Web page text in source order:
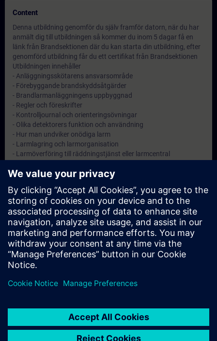
Content
Denna utbildning genomför du själv framför datorn, när du har
anmält dig till utbildningen så kommer du inom 5 dagar få en
länk från Brandsektionen där du kan starta din utbildning, efter
genomförd utbildning får du ett certifikat från Brandsektionen
Utbildningen innehåller
- Anläggningsskötarens ansvarsområde
- Förebyggande brandskyddsåtgärder
- Brandlarmanläggningens uppbyggnad
- Regler och föreskrifter
- Kontrolljournal och orienteringsövningar
- Olika detektorers funktion och användning
- Hur man undviker onödiga larm
- Larmlagring och larmorganisation
- Larmöverföring till räddningstjänst eller larmcentral
Objectives
Att ge anläggningsskötaren kännedom om sitt ansvar samt god
kunskap inom brandskydd.
Note
-
Target Group
Anläggningsskötare på automatiska brandlarmanläggningar.